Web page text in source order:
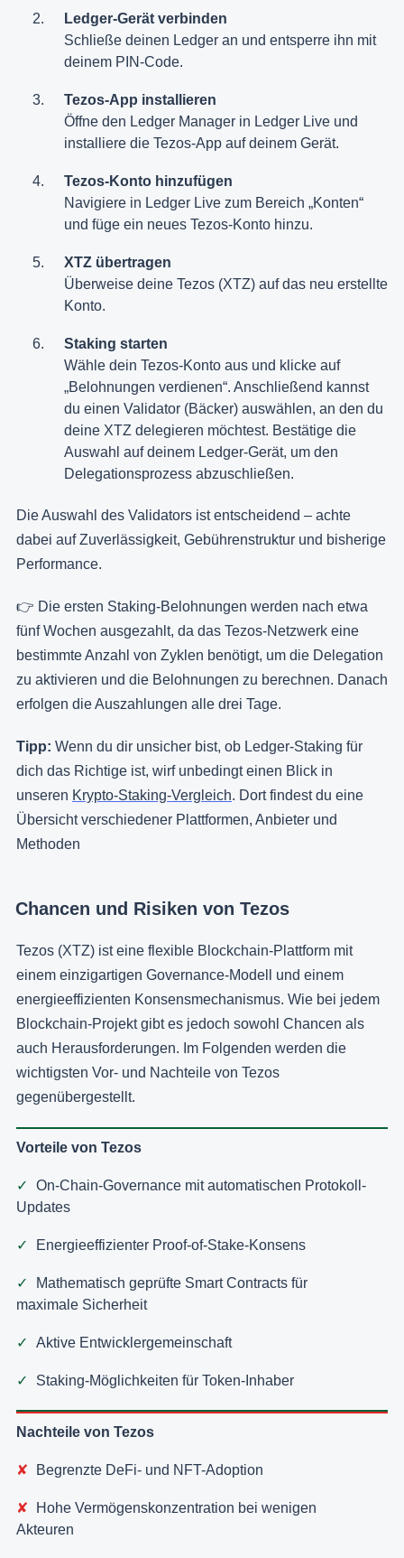
Ledger-Gerät verbinden
Schließe deinen Ledger an und entsperre ihn mit
deinem PIN-Code.
Tezos-App installieren
Öffne den Ledger Manager in Ledger Live und
installiere die Tezos-App auf deinem Gerät.
Tezos-Konto hinzufügen
Navigiere in Ledger Live zum Bereich „Konten“
und füge ein neues Tezos-Konto hinzu.
XTZ übertragen
Überweise deine Tezos (XTZ) auf das neu erstellte
Konto.
Staking starten
Wähle dein Tezos-Konto aus und klicke auf
„Belohnungen verdienen“. Anschließend kannst
du einen Validator (Bäcker) auswählen, an den du
deine XTZ delegieren möchtest. Bestätige die
Auswahl auf deinem Ledger-Gerät, um den
Delegationsprozess abzuschließen.
Die Auswahl des Validators ist entscheidend – achte
dabei auf Zuverlässigkeit, Gebührenstruktur und bisherige
Performance.
👉 Die ersten Staking-Belohnungen werden nach etwa
fünf Wochen ausgezahlt, da das Tezos-Netzwerk eine
bestimmte Anzahl von Zyklen benötigt, um die Delegation
zu aktivieren und die Belohnungen zu berechnen. Danach
erfolgen die Auszahlungen alle drei Tage.
Tipp: Wenn du dir unsicher bist, ob Ledger-Staking für
dich das Richtige ist, wirf unbedingt einen Blick in
unseren Krypto-Staking-Vergleich. Dort findest du eine
Übersicht verschiedener Plattformen, Anbieter und
Methoden
Chancen und Risiken von Tezos
Tezos (XTZ) ist eine flexible Blockchain-Plattform mit
einem einzigartigen Governance-Modell und einem
energieeffizienten Konsensmechanismus. Wie bei jedem
Blockchain-Projekt gibt es jedoch sowohl Chancen als
auch Herausforderungen. Im Folgenden werden die
wichtigsten Vor- und Nachteile von Tezos
gegenübergestellt.
Vorteile von Tezos
On-Chain-Governance mit automatischen Protokoll-
Updates
Energieeffizienter Proof-of-Stake-Konsens
Mathematisch geprüfte Smart Contracts für
maximale Sicherheit
Aktive Entwicklergemeinschaft
Staking-Möglichkeiten für Token-Inhaber
Nachteile von Tezos
Begrenzte DeFi- und NFT-Adoption
Hohe Vermögenskonzentration bei wenigen
Akteuren